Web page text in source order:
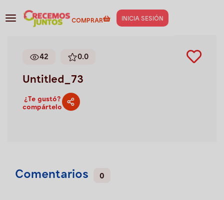
COMPRAR INICIA SESIÓN
Gestión de negocios>Untitled_73
42 0.0
Untitled_73
¿Te gustó?
compártelo
Comentarios 0